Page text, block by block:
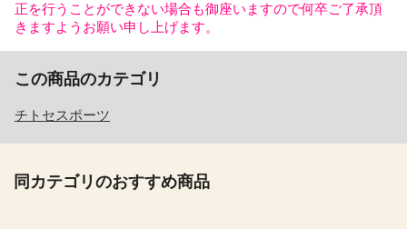
正を行うことができない場合も御座いますので何卒ご了承頂
きますようお願い申し上げます。
この商品のカテゴリ
チトセスポーツ
同カテゴリのおすすめ商品